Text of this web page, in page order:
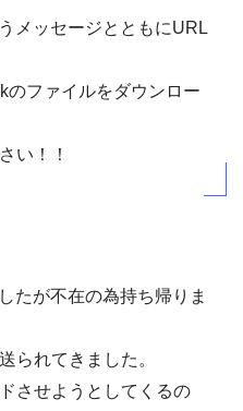
メッセージとともにURL
のファイルをダウンロー
い！！
たが不在の為持ち帰りま
られてきました。
させようとしてくるの